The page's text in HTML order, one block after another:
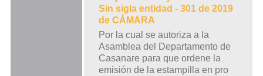
Sin sigla entidad - 301 de 2019
de CÁMARA
Por la cual se autoriza a la
Asamblea del Departamento de
Casanare para que ordene la
emisión de la estampilla en pro